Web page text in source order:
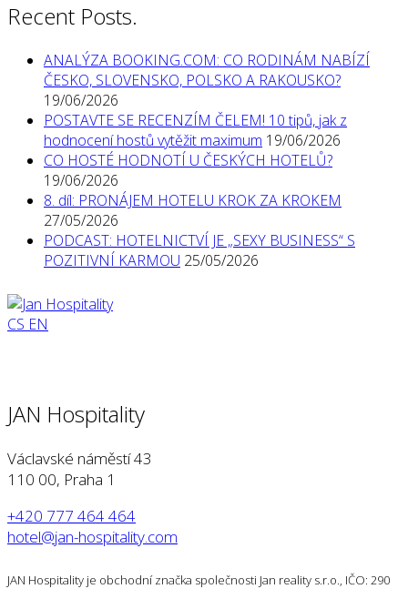
Recent Posts.
ANALÝZA BOOKING.COM: CO RODINÁM NABÍZÍ
ČESKO, SLOVENSKO, POLSKO A RAKOUSKO?
19/06/2026
POSTAVTE SE RECENZÍM ČELEM! 10 tipů, jak z
hodnocení hostů vytěžit maximum 19/06/2026
CO HOSTÉ HODNOTÍ U ČESKÝCH HOTELŮ?
19/06/2026
8. díl: PRONÁJEM HOTELU KROK ZA KROKEM
27/05/2026
PODCAST: HOTELNICTVÍ JE „SEXY BUSINESS“ S
POZITIVNÍ KARMOU 25/05/2026
CS EN
JAN Hospitality
Václavské náměstí 43
110 00, Praha 1
+420 777 464 464
hotel@jan-hospitality.com
JAN Hospitality je obchodní značka společnosti Jan reality s.r.o., IČO: 290